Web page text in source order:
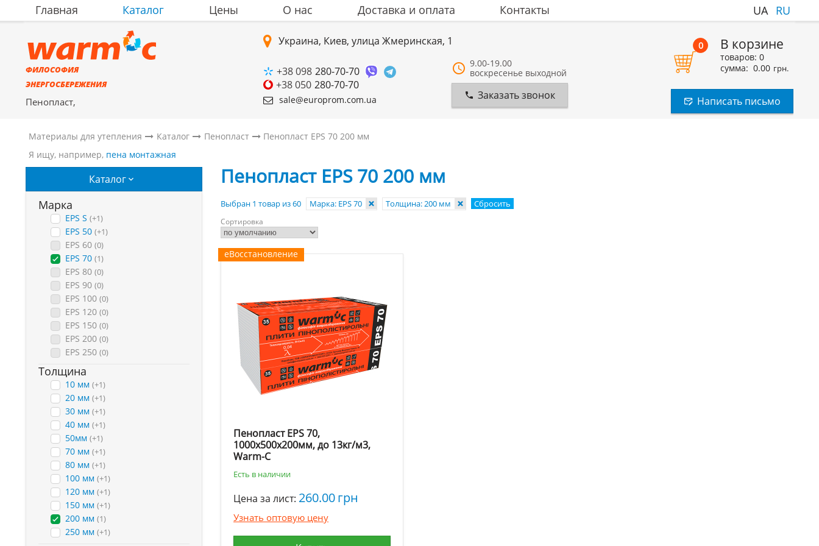
Главная Каталог Цены О нас Доставка и оплата Контакты UA RU
ФИЛОСОФИЯ
ЭНЕРГОСБЕРЕЖЕНИЯ
Пенопласт,
Украина, Киев, улица Жмеринская, 1
+38 098 280-70-70
+38 050 280-70-70
sale@europrom.com.ua
9.00-19.00
воскресенье выходной
Заказать звонок
0 В корзине
товаров: 0
сумма: 0.00 грн.
Написать письмо
Материалы для утепления Каталог Пенопласт
Пенопласт EPS 70 200 мм
Я ищу, например, пена монтажная
Каталог
Марка
EPS S (+1)
EPS 50 (+1)
EPS 60 (0)
EPS 70 (1)
EPS 80 (0)
EPS 90 (0)
EPS 100 (0)
EPS 120 (0)
EPS 150 (0)
EPS 200 (0)
EPS 250 (0)
Толщина
10 мм (+1)
20 мм (+1)
30 мм (+1)
40 мм (+1)
50мм (+1)
70 мм (+1)
80 мм (+1)
100 мм (+1)
120 мм (+1)
150 мм (+1)
200 мм (1)
250 мм (+1)
Пенопласт EPS 70 200 мм
Выбран 1 товар из 60 Марка: EPS 70 Толщина: 200 мм Сбросить
Сортировка
еВосстановление
Пенопласт EPS 70,
1000х500х200мм, до 13кг/м3,
Warm-C
Есть в наличии
Цена за лист: 260.00грн
Узнать оптовую цену